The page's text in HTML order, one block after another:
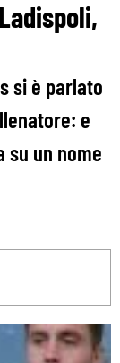
si è parlato
e
un nome